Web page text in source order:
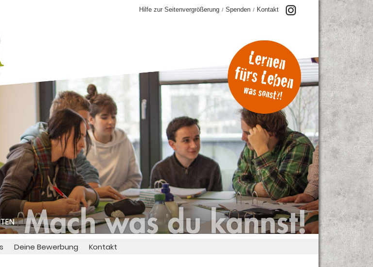
Hilfe zur Seitenvergrößerung / Spenden / Kontakt
Deine Bewerbung Kontakt